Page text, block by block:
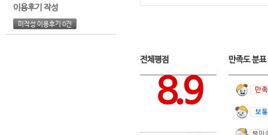
이용후기 작성
미작성 이용후기 0건
전체평점
8.9
만족도 분